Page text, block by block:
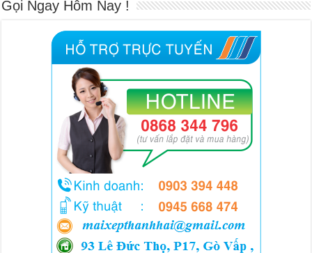
Gọi Ngay Hôm Nay !